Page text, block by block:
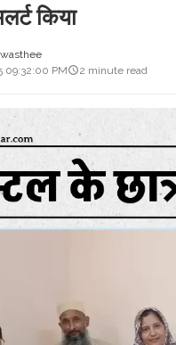
किया
PM
2 minute read